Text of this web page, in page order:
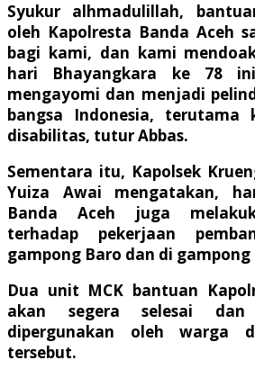
Syukur alhmadulillah,
oleh Kapolresta Banda Aceh
bagi kami, dan kami
hari Bhayangkara ke 78
mengayomi dan menjadi
bangsa Indonesia, terutama
disabilitas, tutur Abbas.
Sementara itu, Kapolsek
Yuiza Awai mengatakan,
Banda Aceh juga
terhadap pekerjaan
gampong Baro dan di gampong
Dua unit MCK bantuan
akan segera selesai
dipergunakan oleh warga
tersebut.